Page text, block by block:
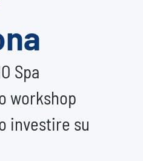
Spa
workshop
investire su